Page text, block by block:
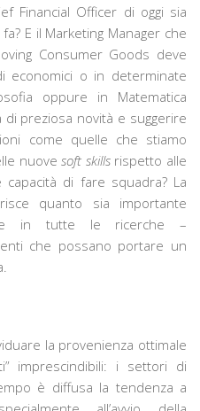
Financial Officer di oggi sia
E il Marketing Manager che
Consumer Goods deve
o in determinate
oppure in Matematica
preziosa novità e suggerire
come quelle che stiamo
nuove soft skills rispetto alle
di fare squadra? La
quanto sia importante
in tutte le ricerche –
che possano portare un
la provenienza ottimale
imprescindibili: i settori di
è diffusa la tendenza a